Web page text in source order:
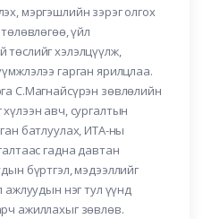
мэргэшлийн зэрэг олгох
үйл
хэлэлцүүлж,
гарган ярилцлаа.
С.Магнайсүрэн зөвлөлийн
авч, сургалтын
батлуулах, ИТА-ны
гадна давтан
бүртгэл, мэдээллийг
ажлуудын нэг тул үүнд
ажиллахыг зөвлөв.